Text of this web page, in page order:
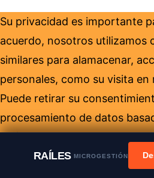
RAÍLESMICROGESTIÓN
Su privacidad es importante
acuerdo, nosotros utilizamos
similares para alamacenar,
personales, como su visita
Puede retirar su
procesamiento de datos
Política de cookies. Nosotros